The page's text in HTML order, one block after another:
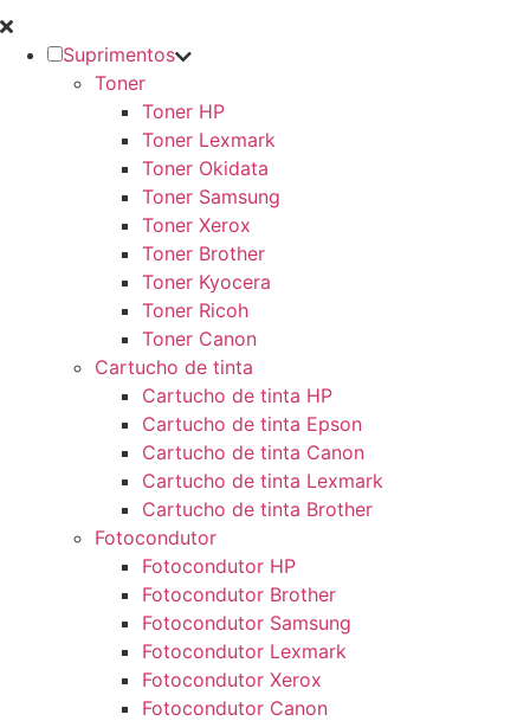
Suprimentos
Toner
Toner HP
Toner Lexmark
Toner Okidata
Toner Samsung
Toner Xerox
Toner Brother
Toner Kyocera
Toner Ricoh
Toner Canon
Cartucho de tinta
Cartucho de tinta HP
Cartucho de tinta Epson
Cartucho de tinta Canon
Cartucho de tinta Lexmark
Cartucho de tinta Brother
Fotocondutor
Fotocondutor HP
Fotocondutor Brother
Fotocondutor Samsung
Fotocondutor Lexmark
Fotocondutor Xerox
Fotocondutor Canon